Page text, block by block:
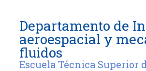
Departamento de
aeroespacial y
fluidos
Escuela Técnica Superior